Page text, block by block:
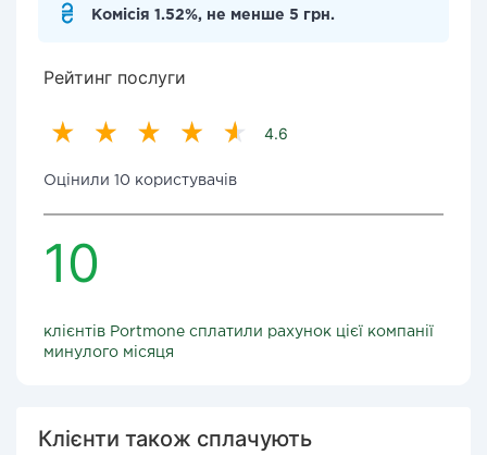
Комісія 1.52%, не менше 5 грн.
Рейтинг послуги
4.6
Оцінили 10 користувачів
10
клієнтів Portmone сплатили рахунок цієї компанії
минулого місяця
Клієнти також сплачують